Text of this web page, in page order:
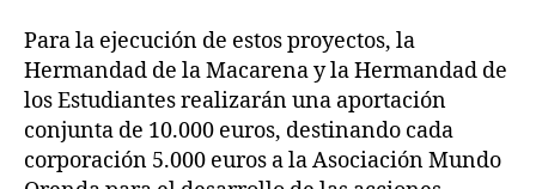
Para la ejecución de estos proyectos, la
Hermandad de la Macarena y la Hermandad de
los Estudiantes realizarán una aportación
conjunta de 10.000 euros, destinando cada
corporación 5.000 euros a la Asociación Mundo